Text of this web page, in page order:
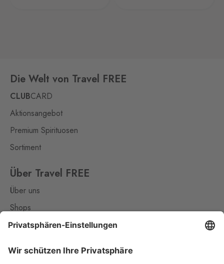
Die Welt von Travel FREE
CLUBCARD
Aktionsangebot
Premium Spirituosen
Sortiment
Über Travel FREE
Über uns
Shops
Kontakt
Nützliches